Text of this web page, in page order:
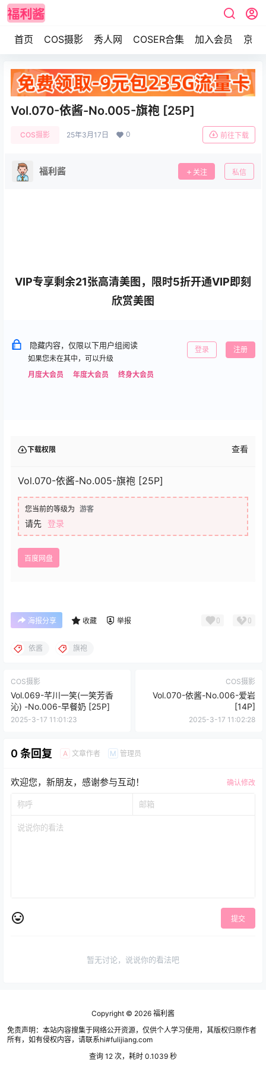
首页 COS摄影 秀人网 COSER合集 加入会员 京东
Vol.070-依酱-No.005-旗袍 [25P]
COS摄影 25年3月17日 0 前往下载
福利酱 关注 私信
VIP专享剩余21张高清美图，限时5折开通VIP即刻
欣赏美图
隐藏内容，仅限以下用户组阅读
如果您未在其中，可以升级
月度大会员
年度大会员 终身大会员
登录 注册
下载权限 查看
Vol.070-依酱-No.005-旗袍 [25P]
您当前的等级为 游客
请先 登录
百度网盘
海报分享 收藏 举报 0 0
依酱 旗袍
COS摄影
Vol.069-芊川一笑(一笑芳香
沁) -No.006-早餐奶 [25P]
2025-3-17 11:01:23
COS摄影
Vol.070-依酱-No.006-爱岩
[14P]
2025-3-17 11:02:28
0 条回复 A 文章作者 M 管理员
欢迎您，新朋友，感谢参与互动！ 确认修改
提交
暂无讨论，说说你的看法吧
Copyright © 2026 福利酱
免责声明：本站内容搜集于网络公开资源，仅供个人学习使用，其版权归原作者
所有，如有侵权内容，请联系hi#fulijiang.com
查询 12 次，耗时 0.1039 秒